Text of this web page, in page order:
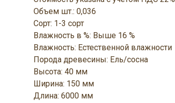
Объем шт.: 0,036
Сорт: 1-3 сорт
Влажность в %: Выше 16 %
Влажность: Естественной влажности
Порода древесины: Ель/сосна
Высота: 40 мм
Ширина: 150 мм
Длина: 6000 мм